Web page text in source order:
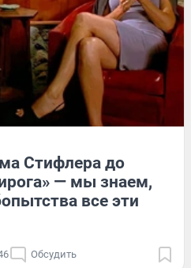
Стифлера до
— мы знаем,
все эти
Обсудить